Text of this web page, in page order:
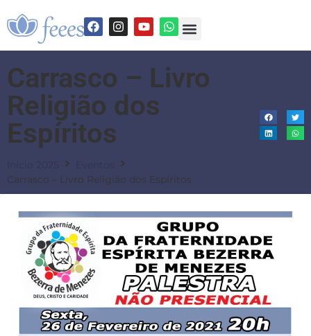
Carrasco – Livro
Religião dos
Espíritos
Carrasco – Livro Religião dos Espíritos